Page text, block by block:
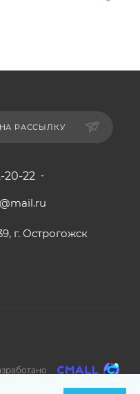
РАССЫЛКУ
20-22
г. Острогожск